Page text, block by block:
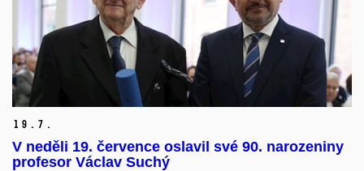
19. 7.
V neděli 19. července oslavil své 90. narozeniny
profesor Václav Suchý